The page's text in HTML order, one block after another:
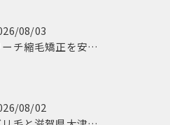
08/03
ブリーチ縮毛矯正を安全に受けるための大阪府対応サロン選びと髪質改善のポイント
08/02